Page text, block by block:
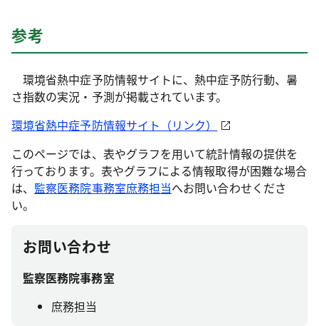
参考
環境省熱中症予防情報サイトに、熱中症予防行動、暑
さ指数の実況・予測が掲載されています。
環境省熱中症予防情報サイト（リンク）
このページでは、表やグラフを用いて統計情報の提供を
行っております。表やグラフによる情報取得が困難な場合
は、 監察医務院事務室庶務担当へお問い合わせくださ
い。
お問い合わせ
監察医務院事務室
庶務担当